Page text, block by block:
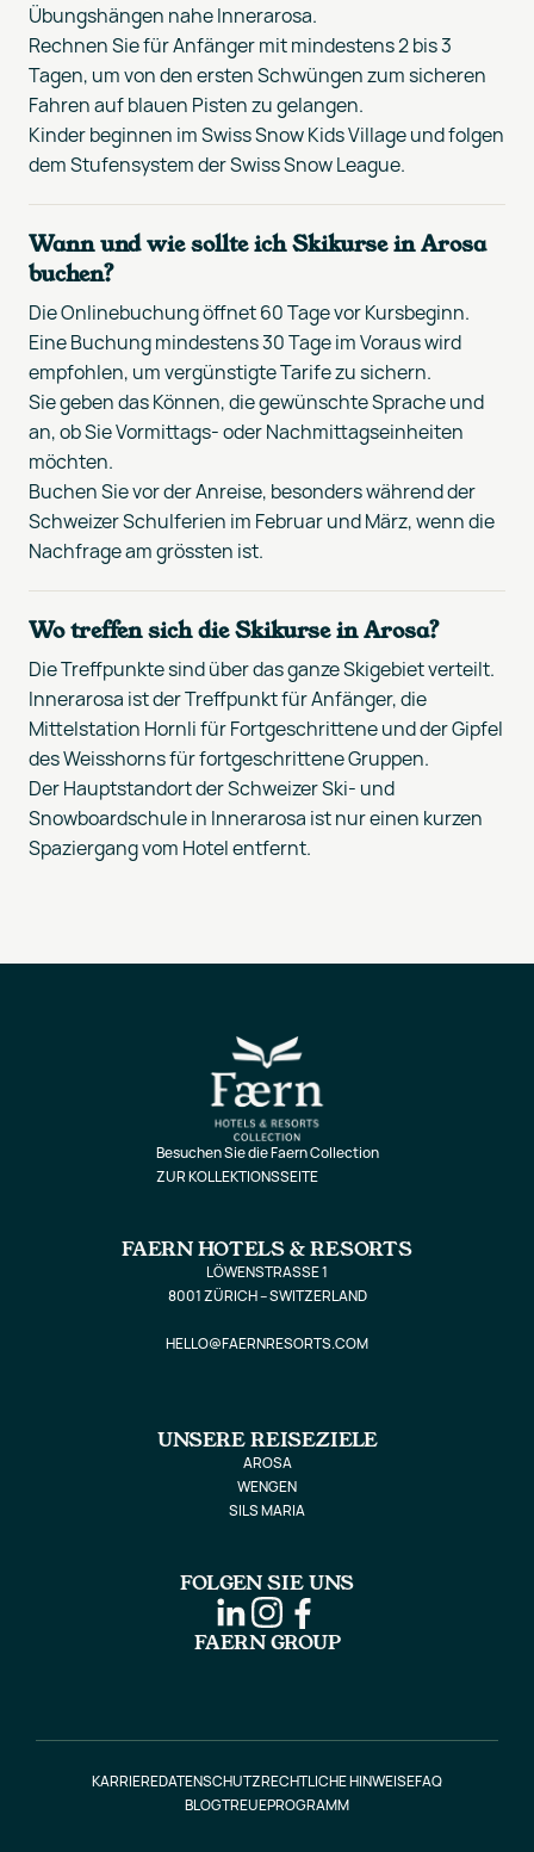
Übungshängen nahe Innerarosa.
Rechnen Sie für Anfänger mit mindestens 2 bis 3
Tagen, um von den ersten Schwüngen zum sicheren
Fahren auf blauen Pisten zu gelangen.
Kinder beginnen im Swiss Snow Kids Village und folgen
dem Stufensystem der Swiss Snow League.
Wann und wie sollte ich Skikurse in Arosa
buchen?
Die Onlinebuchung öffnet 60 Tage vor Kursbeginn.
Eine Buchung mindestens 30 Tage im Voraus wird
empfohlen, um vergünstigte Tarife zu sichern.
Sie geben das Können, die gewünschte Sprache und
an, ob Sie Vormittags- oder Nachmittagseinheiten
möchten.
Buchen Sie vor der Anreise, besonders während der
Schweizer Schulferien im Februar und März, wenn die
Nachfrage am grössten ist.
Wo treffen sich die Skikurse in Arosa?
Die Treffpunkte sind über das ganze Skigebiet verteilt.
Innerarosa ist der Treffpunkt für Anfänger, die
Mittelstation Hornli für Fortgeschrittene und der Gipfel
des Weisshorns für fortgeschrittene Gruppen.
Der Hauptstandort der Schweizer Ski- und
Snowboardschule in Innerarosa ist nur einen kurzen
Spaziergang vom Hotel entfernt.
Besuchen Sie die Faern Collection
ZUR KOLLEKTIONSSEITE
FAERN HOTELS & RESORTS
LÖWENSTRASSE 1
8001 ZÜRICH – SWITZERLAND
HELLO@FAERNRESORTS.COM
UNSERE REISEZIELE
AROSA
WENGEN
SILS MARIA
FOLGEN SIE UNS
FAERN GROUP
KARRIEREDATENSCHUTZRECHTLICHE HINWEISEFAQ
BLOGTREUEPROGRAMM